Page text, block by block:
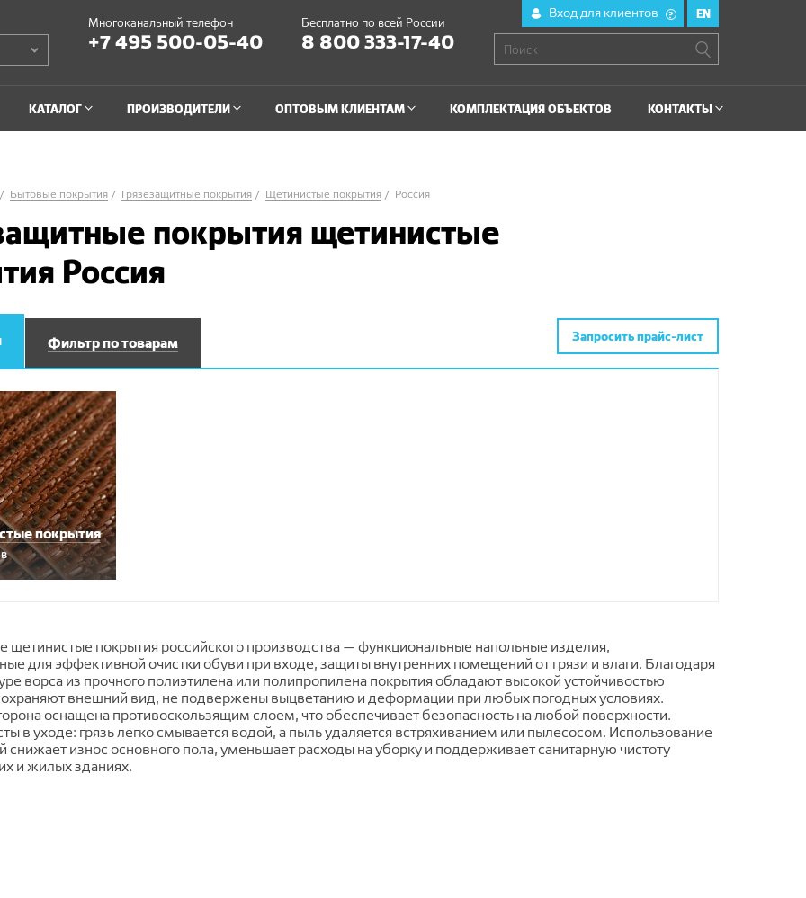
Многоканальный телефон
+7 495 500-05-40
Бесплатно по всей России
8 800 333-17-40
Вход для клиентов ? EN
КАТАЛОГ ПРОИЗВОДИТЕЛИ ОПТОВЫМ КЛИЕНТАМ КОМПЛЕКТАЦИЯ ОБЪЕКТОВ КОНТАКТЫ
Бытовые покрытия Грязезащитные покрытия Щетинистые покрытия Россия
покрытия щетинистые
Россия
Фильтр по товарам
покрытия
Запросить прайс-лист
щетинистые покрытия российского производства — функциональные напольные изделия,
для эффективной очистки обуви при входе, защиты внутренних помещений от грязи и влаги. Благодаря
ворса из прочного полиэтилена или полипропилена покрытия обладают высокой устойчивостью
внешний вид, не подвержены выцветанию и деформации при любых погодных условиях.
оснащена противоскользящим слоем, что обеспечивает безопасность на любой поверхности.
в уходе: грязь легко смывается водой, а пыль удаляется встряхиванием или пылесосом. Использование
снижает износ основного пола, уменьшает расходы на уборку и поддерживает санитарную чистоту
и жилых зданиях.